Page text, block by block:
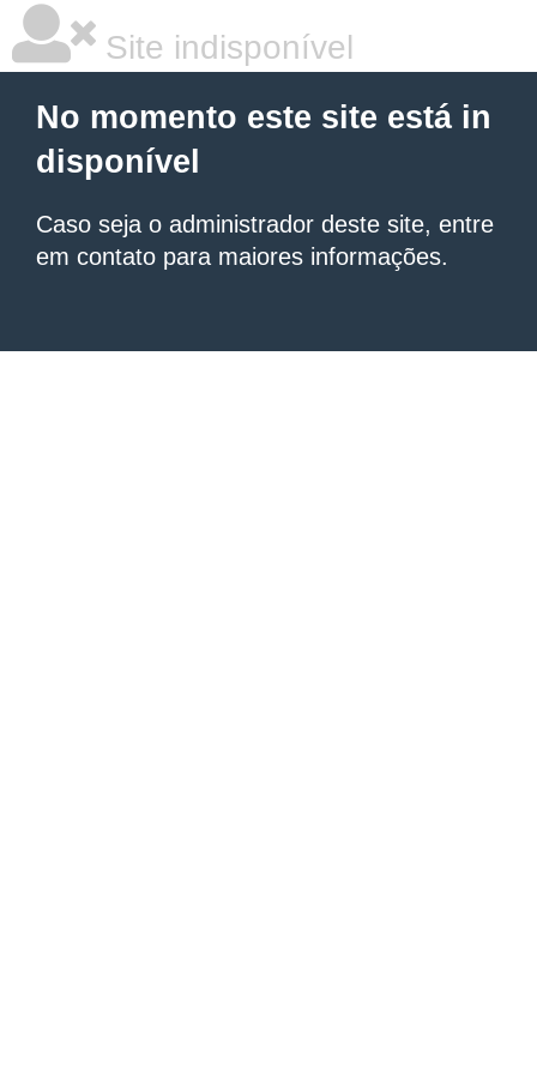
Site indisponível
No momento este site está in
disponível
Caso seja o administrador deste site, entre
em contato para maiores informações.